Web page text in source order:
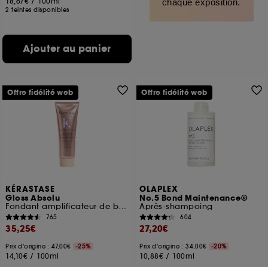
2 teintes disponibles
Ajouter au panier
chaque exposition.
KÉRASTASE
Gloss Absolu
Fondant amplificateur de brillance pour cheveux longs à frisottis
765
35,25€
Prix d'origine : 47,00€ -25%
14,10€ / 100ml
Offre fidélité web
OLAPLEX
No.5 Bond Maintenance®
Après-shampoing
604
27,20€
Prix d'origine : 34,00€ -20%
10,88€ / 100ml
Offre fidélité web